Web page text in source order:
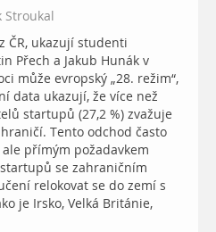
Stroukal
ČR, ukazují studenti
Přech a Jakub Hunák v
může evropský „28. režim“,
data ukazují, že více než
startupů (27,2 %) zvažuje
Tento odchod často
přímým požadavkem
se zahraničním
relokovat se do zemí s
je Irsko, Velká Británie,